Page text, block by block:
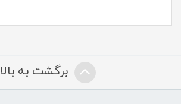
برگشت به بالا